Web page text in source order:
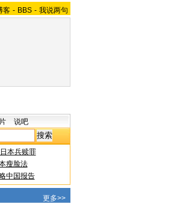
客 - BBS - 我说两句
说吧
日本兵赎罪
瘦脸法
中国报告
更多>>